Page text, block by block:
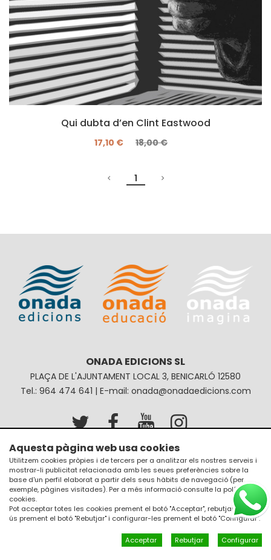
Qui dubta d’en Clint Eastwood
17,10 € 18,00 €
1
ONADA EDICIONS SL
PLAÇA DE L'AJUNTAMENT LOCAL 3, BENICARLÓ 12580
Tel.: 964 474 641 | E-mail: onada@onadaedicions.com
Avís legal
Política de privacitat
Política de galetes
Condicions de compra
JM Disseny a internet
Aquesta pàgina web usa cookies
Utilitzem cookies pròpies i de tercers per a analitzar els nostres serveis i
mostrar-li publicitat relacionada amb les seues preferències sobre la
base d'un perfil elaborat a partir dels seus hàbits de navegació (per
exemple, pàgines visitades). Per a més informació consulte la política de
cookies.
Pot acceptar totes les cookies prement el botó "Acceptar", rebutjar el seu
ús prement el botó "Rebutjar" i configurar-les prement el botó "Configurar".
Acceptar Rebutjar Configurar